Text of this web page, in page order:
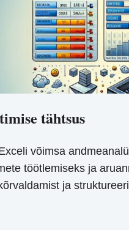
tähtsus
võimsa
töötlemiseks ja
ja